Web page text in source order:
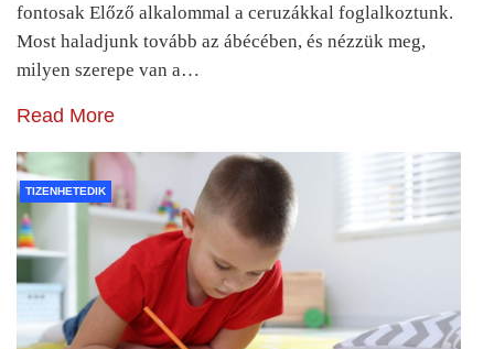
fontosak Előző alkalommal a ceruzákkal foglalkoztunk.
Most haladjunk tovább az ábécében, és nézzük meg,
milyen szerepe van a…
Read More
TIZENHETEDIK